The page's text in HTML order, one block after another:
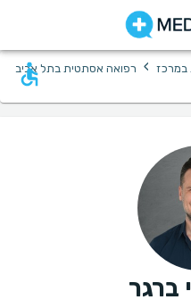
במרכז › רפואה אסתטית בתל אביב
ברגר